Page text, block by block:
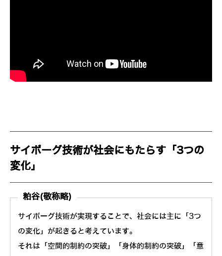
サイボーグ技術が社会にもたらす「3つの
変化」
粕谷(敬称略)
サイボーグ技術が実現することで、社会には主に「3つ
の変化」が起きると考えています。
それは「空間的制約の突破」「身体的制約の突破」「意